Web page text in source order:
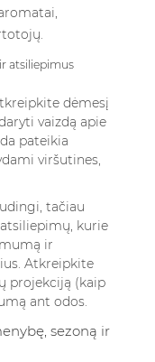
atsiliepimus
dėmesį
vaizdą apie
pateikia
viršutines,
tačiau
kurie
ir
Atkreipkite
projekciją (kaip
ant odos.
sezoną ir